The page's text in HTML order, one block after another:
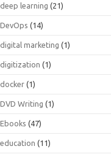
deep learning (21)
DevOps (14)
digital marketing (1)
digitization (1)
docker (1)
DVD Writing (1)
Ebooks (47)
education (11)